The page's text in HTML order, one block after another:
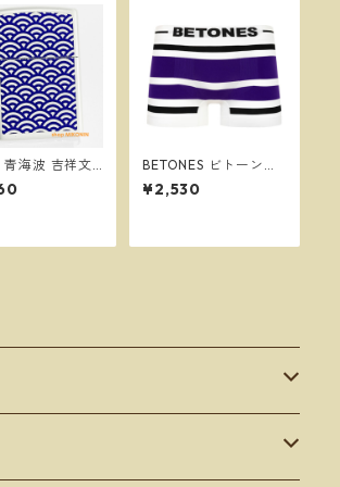
青海波 吉祥文
イトマット 和
ポー オイルラ
BETONES ビトーンズ
AKER BLACK/PURPLE
メンズ フリーサイズ
¥2,530